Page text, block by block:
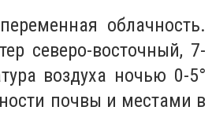
облачность.
северо-восточный, 7-
воздуха ночью 0-5°
почвы и местами в